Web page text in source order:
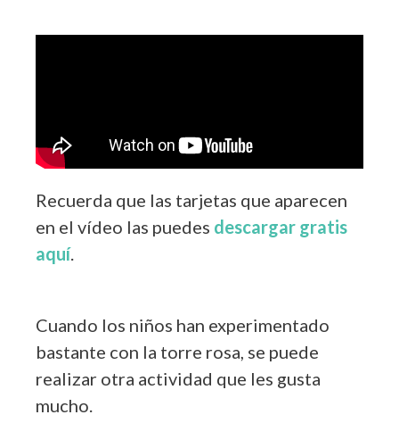
Recuerda que las tarjetas que aparecen
en el vídeo las puedes descargar gratis
aquí.
Cuando los niños han experimentado
bastante con la torre rosa, se puede
realizar otra actividad que les gusta
mucho.